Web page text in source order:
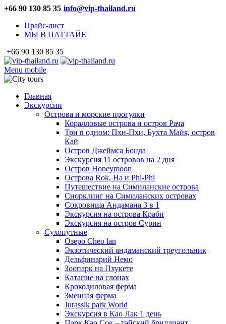
+66 90 130 85 35 info@vip-thailand.ru
Прайс-лист
МЫ В ПАТТАЙЕ
+66 90 130 85 35
Menu mobile
Главная
Экскурсии
Острова и морские прогулки
Коралловые острова и остров Рача
Три в одном: Пхи-Пхи, Бухта Майя, остров
Кай
Остров Джеймса Бонда
Экскурсия 11 островов на 2 дня
Остров Honeymoon
Острова Rok, Ha и Phi-Phi
Путешествие на Симиланские острова
Снорклинг на Симиланских островах
Сокровища Андамана 3 в 1
Экскурсия на острова Краби
Экскурсия на остров Сурин
Сухопутные
Озеро Cheo lan
Экзотический андаманский треугольник
Дельфинарий Немо
Зоопарк на Пхукете
Катание на слонах
Крокодиловая ферма
Змеиная ферма
Jurassik park World
Экскурсия в Као Лак 1 день